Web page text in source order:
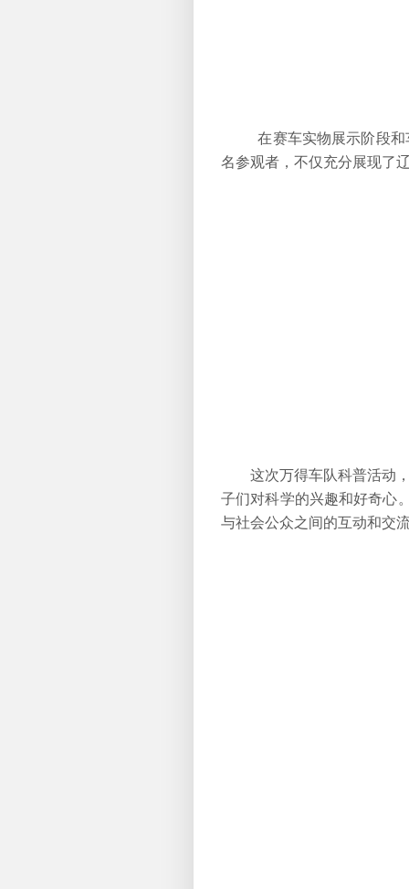
在赛车实物展示阶段和
名参观者，不仅充分展现了
这次万得车队科普活动
子们对科学的兴趣和好奇心
与社会公众之间的互动和交